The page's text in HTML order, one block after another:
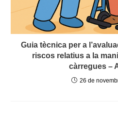
Guia tècnica per a
riscos relatius a la
càrregues –
26 de